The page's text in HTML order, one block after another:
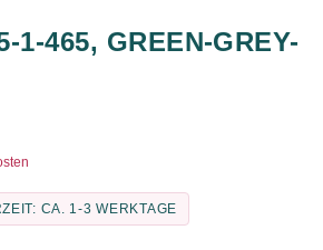
1-465, GREEN-GREY-
CA. 1-3 WERKTAGE